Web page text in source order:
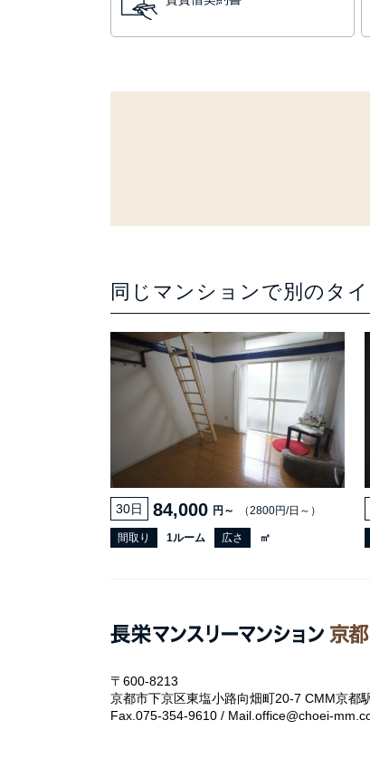
同じマンションで別のタ
30日 84,000 円～ （2800円/日～）
間取り 1ルーム 広さ ㎡
〒600-8213
京都市下京区東塩小路向畑町20-7 CMM京都
Fax.075-354-9610 / Mail.office@choei-